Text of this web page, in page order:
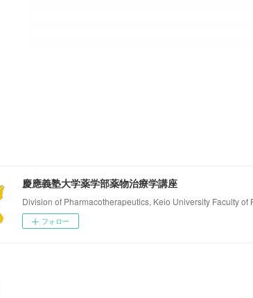
慶應義塾大学薬学部薬物治療学講座
Division of Pharmacotherapeutics, Keio University Faculty of
フォロー